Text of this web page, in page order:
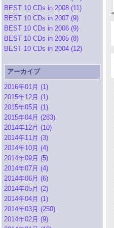
BEST 10 CDs in 2008 (11)
BEST 10 CDs in 2007 (9)
BEST 10 CDs in 2006 (9)
BEST 10 CDs in 2005 (8)
BEST 10 CDs in 2004 (12)
アーカイブ
2016年01月 (1)
2015年12月 (1)
2015年05月 (1)
2015年04月 (283)
2014年12月 (10)
2014年11月 (3)
2014年10月 (4)
2014年09月 (5)
2014年07月 (4)
2014年06月 (6)
2014年05月 (2)
2014年04月 (1)
2014年03月 (250)
2014年02月 (9)